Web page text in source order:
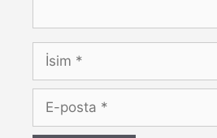
İsim
posta